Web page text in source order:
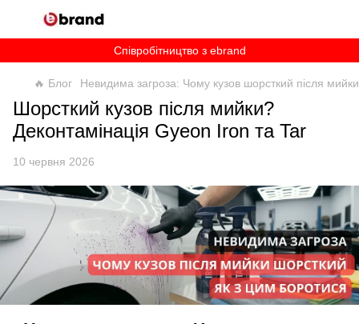
Співробітництво з ebrand
🔥 Блог Невидима загроза: Чому кузов шорсткий після
Шорсткий кузов після мийки?
Деконтамінація Gyeon Iron та Tar
10 червня 2026